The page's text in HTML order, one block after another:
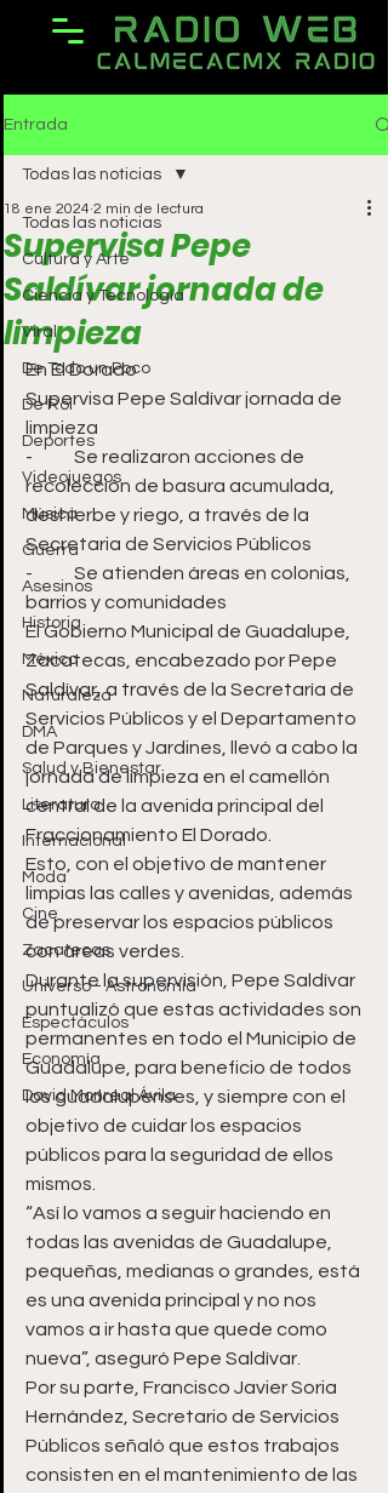
Entrada
Todas las noticias
Cultura y Arte
Ciencia y Tecnología
Viral
De Todo un Poco
De Rol
Deportes
Videojuegos
Música
Guerra
Asesinos
Historia
México
Naturaleza
DMA
Salud y Bienestar
Literatura
Internacional
Moda
Cine
Zacatecas
Universo - Astronomía
Espectáculos
Economía
David Monreal Ávila
Todas las noticias
Supervisa Pepe
Saldívar jornada de
limpieza
18 ene 2024 2 min de lectura
En El Dorado
Supervisa Pepe Saldívar jornada de
limpieza
-	Se realizaron acciones de
recolección de basura acumulada,
deshierbe y riego, a través de la
Secretaria de Servicios Públicos
-	Se atienden áreas en colonias,
barrios y comunidades
El Gobierno Municipal de Guadalupe,
Zacatecas, encabezado por Pepe
Saldívar, a través de la Secretaría de
Servicios Públicos y el Departamento
de Parques y Jardines, llevó a cabo la
jornada de limpieza en el camellón
central de la avenida principal del
Fraccionamiento El Dorado.
Esto, con el objetivo de mantener
limpias las calles y avenidas, además
de preservar los espacios públicos
con áreas verdes.
Durante la supervisión, Pepe Saldívar
puntualizó que estas actividades son
permanentes en todo el Municipio de
Guadalupe, para beneficio de todos
los guadalupenses, y siempre con el
objetivo de cuidar los espacios
públicos para la seguridad de ellos
mismos.
“Así lo vamos a seguir haciendo en
todas las avenidas de Guadalupe,
pequeñas, medianas o grandes, está
es una avenida principal y no nos
vamos a ir hasta que quede como
nueva”, aseguró Pepe Saldívar.
Por su parte, Francisco Javier Soria
Hernández, Secretario de Servicios
Públicos señaló que estos trabajos
consisten en el mantenimiento de las